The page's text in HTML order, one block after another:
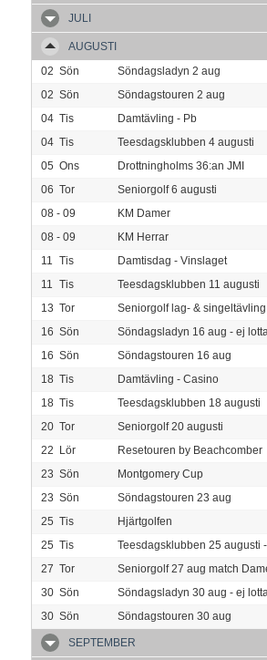
JULI
AUGUSTI
02 Sön
Söndagsladyn 2 aug
02 Sön
Söndagstouren 2 aug
04 Tis
Damtävling - Pb
04 Tis
Teesdagsklubben 4 augusti
05 Ons
Drottningholms 36:an JMI
06 Tor
Seniorgolf 6 augusti
08 - 09
KM Damer
08 - 09
KM Herrar
11
Tis
Damtisdag - Vinslaget
11
Tis
Teesdagsklubben 11 augusti
13 Tor
Seniorgolf lag- & singeltävling
16 Sön
Söndagsladyn 16 aug - ej
16 Sön
Söndagstouren 16 aug
18 Tis
Damtävling - Casino
18 Tis
Teesdagsklubben 18 augusti
20 Tor
Seniorgolf 20 augusti
22 Lör
Resetouren by Beachcomber
23 Sön
Montgomery Cup
23 Sön
Söndagstouren 23 aug
25 Tis
Hjärtgolfen
25 Tis
27 Tor
30 Sön
Söndagsladyn 30 aug - ej
30 Sön Söndagstouren 30 aug
SEPTEMBER